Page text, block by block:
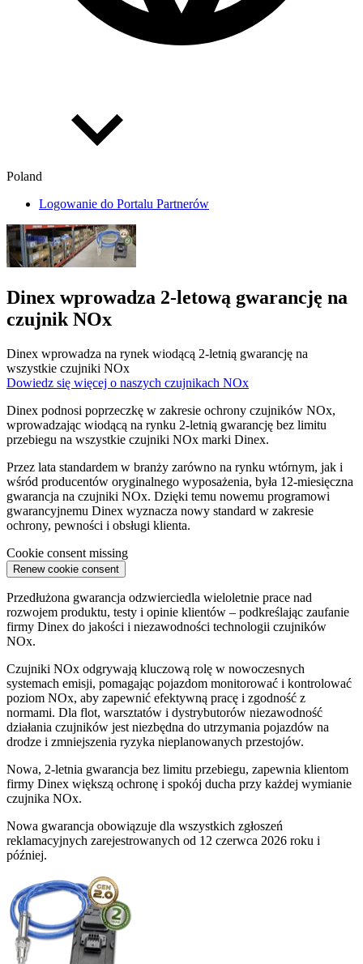
Poland
Logowanie do Portalu Partnerów
Dinex wprowadza 2-letową gwarancję na
czujnik NOx
Dinex wprowadza na rynek wiodącą 2-letnią gwarancję na
wszystkie czujniki NOx
Dowiedz się więcej o naszych czujnikach NOx
Dinex podnosi poprzeczkę w zakresie ochrony czujników NOx,
wprowadzając wiodącą na rynku 2-letnią gwarancję bez limitu
przebiegu na wszystkie czujniki NOx marki Dinex.
Przez lata standardem w branży zarówno na rynku wtórnym, jak i
wśród producentów oryginalnego wyposażenia, była 12-miesięczna
gwarancja na czujniki NOx. Dzięki temu nowemu programowi
gwarancyjnemu Dinex wyznacza nowy standard w zakresie
ochrony, pewności i obsługi klienta.
Cookie consent missing
Renew cookie consent
Przedłużona gwarancja odzwierciedla wieloletnie prace nad
rozwojem produktu, testy i opinie klientów – podkreślając zaufanie
firmy Dinex do jakości i niezawodności technologii czujników
NOx.
Czujniki NOx odgrywają kluczową rolę w nowoczesnych
systemach emisji, pomagając pojazdom monitorować i kontrolować
poziom NOx, aby zapewnić efektywną pracę i zgodność z
normami. Dla flot, warsztatów i dystrybutorów niezawodność
działania czujników jest niezbędna do utrzymania pojazdów na
drodze i zmniejszenia ryzyka nieplanowanych przestojów.
Nowa, 2-letnia gwarancja bez limitu przebiegu, zapewnia klientom
firmy Dinex większą ochronę i spokój ducha przy każdej wymianie
czujnika NOx.
Nowa gwarancja obowiązuje dla wszystkich zgłoszeń
reklamacyjnych zarejestrowanych od 12 czerwca 2026 roku i
później.